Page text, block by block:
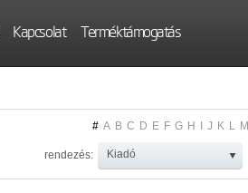
Kapcsolat Terméktámogatás
# A B C D E F G H J K L M
rendezés: